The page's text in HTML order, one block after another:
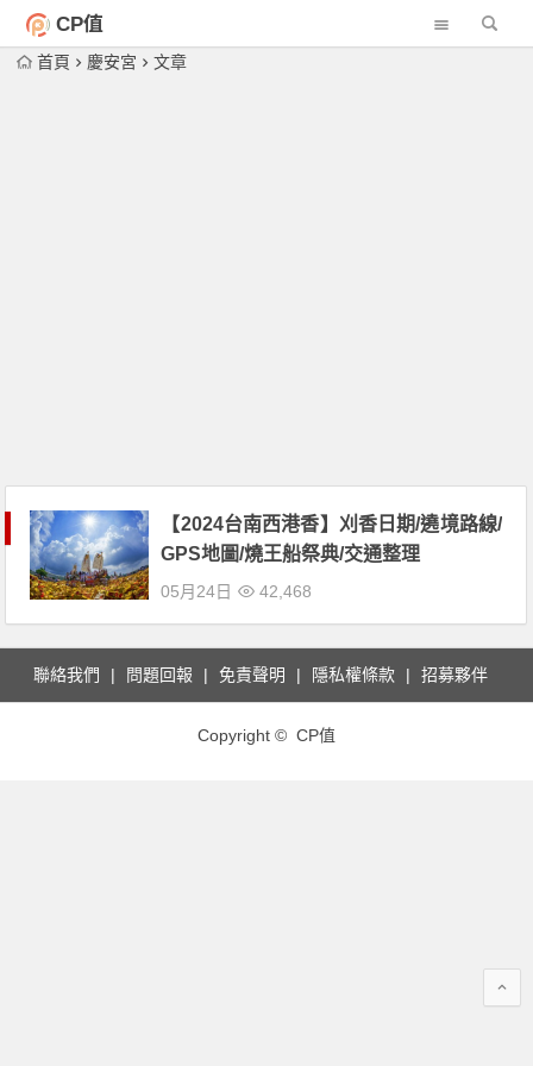
CP值
首頁 慶安宮 文章
【2024台南西港香】刈香日期/遶境路線/
GPS地圖/燒王船祭典/交通整理
05月24日 42,468
聯絡我們 問題回報 免責聲明 隱私權條款 招募夥伴
Copyright © CP值